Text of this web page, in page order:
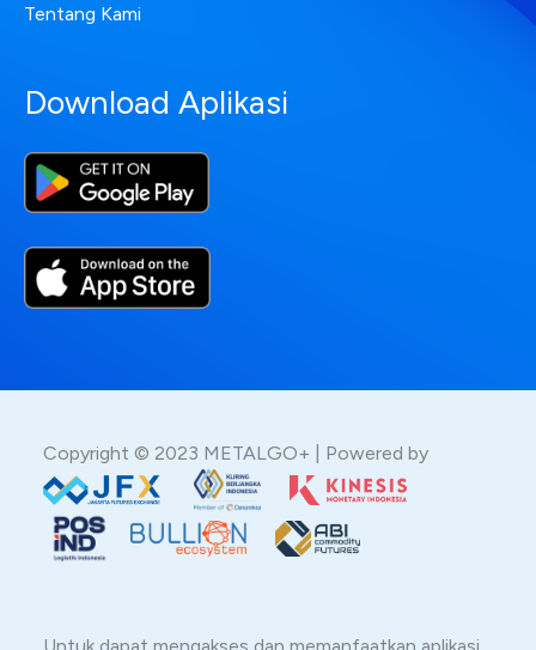
Tentang Kami
Download Aplikasi
Copyright © 2023 METALGO+ | Powered by